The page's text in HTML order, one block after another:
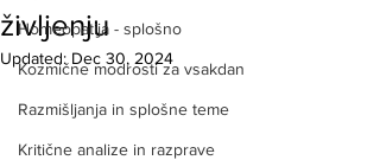
Homeopatija - splošno
Kozmične modrosti za vsakdan
Razmišljanja in splošne teme
Kritične analize in razprave
življenju
Updated: Dec 30, 2024